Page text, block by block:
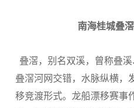
南海桂城叠
叠滘，别名双溪，曾称叠
叠滘河网交错，水脉纵横，
移竞渡形式。龙船漂移赛事